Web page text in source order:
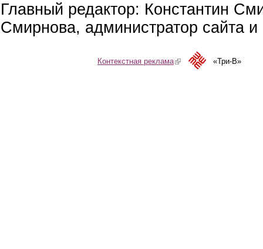
Главный редактор: Константин
Смирнова, администратор сайта
Контекстная реклама(link is external)«Три-В»